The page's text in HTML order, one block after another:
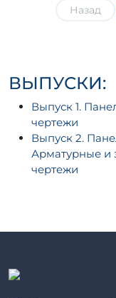
Назад
ВЫПУСКИ:
Выпуск 1.
чертежи
Выпуск 2.
Арматурные и
чертежи